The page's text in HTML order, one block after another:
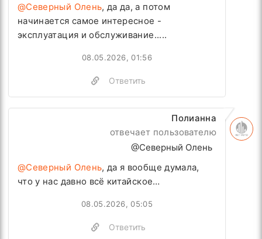
@Северный Олень, да да, а потом
начинается самое интересное -
эксплуатация и обслуживание.....
Ответить
08.05.2026, 01:56
Полианна
отвечает пользователю
@Северный Олень
@Северный Олень, да я вообще думала,
что у нас давно всё китайское…
Ответить
08.05.2026, 05:05